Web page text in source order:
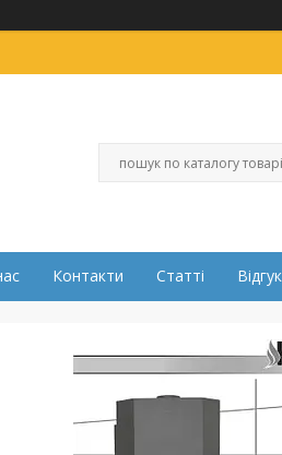
Контакти Статті